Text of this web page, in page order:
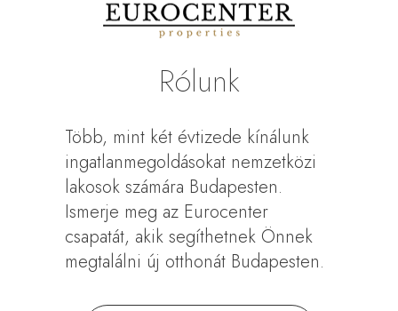
Rólunk
Több, mint két évtizede kínálunk
ingatlanmegoldásokat nemzetközi
lakosok számára Budapesten.
Ismerje meg az Eurocenter
csapatát, akik segíthetnek Önnek
megtalálni új otthonát Budapesten.